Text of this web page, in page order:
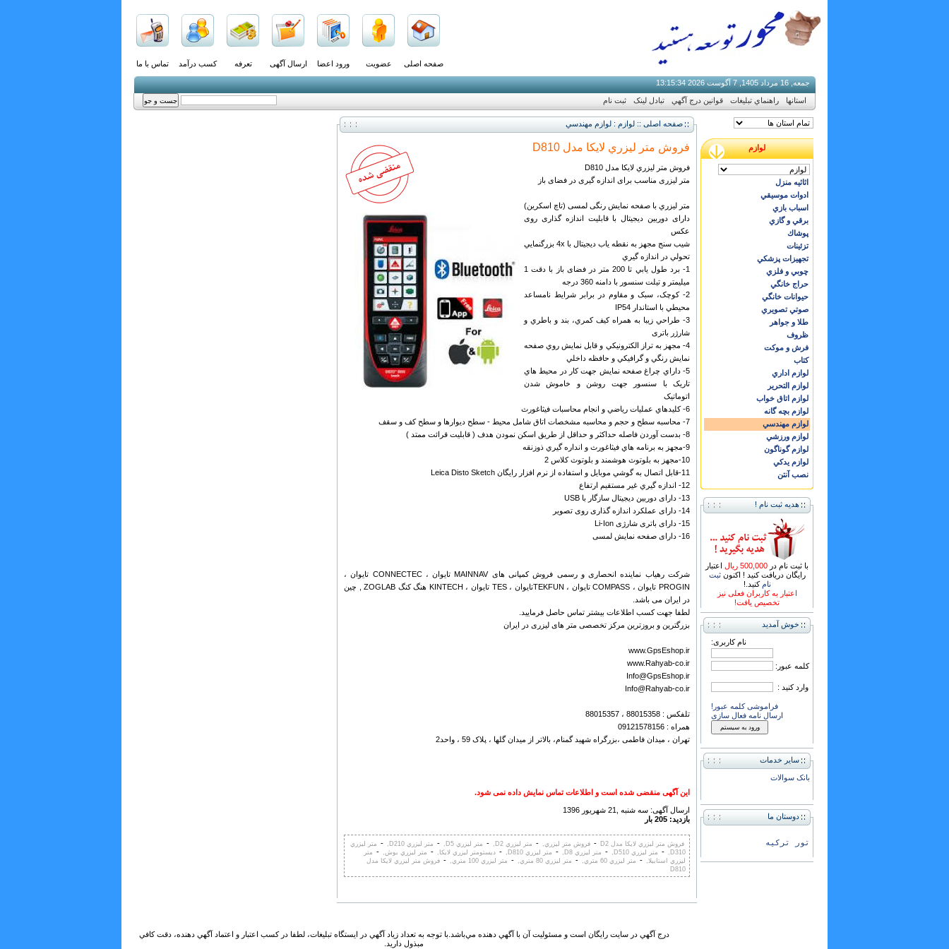
صفحه اصلی عضویت ورود اعضا ارسال آگهی تعرفه کسب درآمد تماس با ما
جمعه, 16 مرداد 1405, 7 آگوست 2026 13:15:35
استانها راهنماي تبليغات قوانين درج آگهي تبادل لینک ثبت نام
لوازم
اثاثيه منزل
ادوات موسيقي
اسباب بازي
برقي و گازي
پوشاك
تزئينات
تجهيزات پزشكي
چوبي و فلزي
حراج خانگي
حيوانات خانگي
صوتي تصويري
طلا و جواهر
ظروف
فرش و موكت
كتاب
لوازم اداري
لوازم التحرير
لوازم اتاق خواب
لوازم بچه گانه
لوازم مهندسي
لوازم ورزشي
لوازم گوناگون
لوازم يدكي
نصب آنتن
هدیه ثبت نام !
با ثبت نام در 500,000 ریال
اعتبار
رایگان دریافت کنید ! اکنونثبت
نام کنید.!
اعتبار به کاربران فعلی نیز
تخصیص یافت!
خوش آمدید
نام کاربری:
کلمه عبور:
وارد کنید :
فراموشی کلمه عبور!
ارسال نامه فعال سازی
سایر خدمات
بانک سوالات
دوستان ما
تور ترکیه
صفحه اصلی :: لوازم : لوازم مهندسي
فروش متر ليزري لايکا مدل D810
فروش متر ليزري لايکا مدل D810
متر لیزری مناسب برای اندازه گیری در فضای باز
متر ليزري با صفحه نمایش رنگی لمسی (تاچ اسکرین)
دارای دوربین دیجیتال با قابلیت اندازه گذاری روی
عکس
شيب سنج مجهز به نقطه ياب ديجيتال با 4x بزرگنمايي
تحولي در اندازه گيري
1- برد طول يابي تا 200 متر در فضای باز با دقت 1
ميليمتر و تيلت سنسور با دامنه 360 درجه
2- کوچک، سبک و مقاوم در برابر شرايط نامساعد
محيطي با استاندار IP54
3- طراحي زيبا به همراه کيف کمري، بند و باطري و
شارژر باتری
4- مجهز به تراز الکترونيکي و قابل نمايش روي صفحه
نمايش رنگي و گرافيکي و حافظه داخلي
5- داراي چراغ صفحه نمايش جهت کار در محيط هاي
تاريک با سنسور جهت روشن و خاموش شدن
اتوماتيک
6- کليدهاي عمليات رياضي و انجام محاسبات فيثاغورث
7- محاسبه سطح و حجم و محاسبه مشخصات اتاق شامل محيط - سطح ديوارها و سطح کف و سقف
8- بدست آوردن فاصله حداکثر و حداقل از طريق اسکن نمودن هدف ( قابليت قرائت ممتد )
9-مجهز به برنامه هاي فيثاغورث و انداره گيري ذوزنقه
10-مجهز به بلوتوث هوشمند و بلوتوث کلاس 2
11-قابل اتصال به گوشي موبايل و استفاده از نرم افزار رايگان Leica Disto Sketch
12- اندازه گيري غير مستقيم ارتفاع
13- دارای دوربین دیجیتال سازگار با USB
14- دارای عملکرد اندازه گذاری روی تصویر
15- دارای باتری شارژی Li-Ion
16- دارای صفحه نمایش لمسی
شرکت رهیاب نماینده انحصاری و رسمی فروش کمپانی های MAINNAV تایوان ، CONNECTEC تایوان ،
PROGIN تایوان ، COMPASS تایوان ، TEKFUNتایوان ، TES تایوان ، KINTECH هنگ کنگ ZOGLAB , چین
در ایران می باشد.
لطفا جهت کسب اطلاعات بیشتر تماس حاصل فرمایید.
بزرگترین و بروزترین مرکز تخصصی متر های لیزری در ایران
www.GpsEshop.ir
www.Rahyab-co.ir
Info@GpsEshop.ir
Info@Rahyab-co.ir
تلفکس : 88015358 ، 88015357
همراه : 09121578156
تهران ، میدان فاطمی ،بزرگراه شهید گمنام، بالاتر از میدان گلها ، پلاک 59 ، واحد2
این آگهی منقضی شده است و اطلاعات تماس نمایش داده نمی شود.
ارسال آگهی: سه شنبه ,21 شهريور 1396
بازدید: 205 بار
فروش متر ليزري لايکا مدل D2 - فروش متر ليزري, - متر ليزري D2, - متر ليزري D5, - متر ليزري D210, - متر ليزري
D310,
- متر ليزري D510, - متر ليزري D8, - متر ليزري D810, - ديستومتر ليزري لايکا, - متر ليزري بوش, - متر
ليزري استابيلا, - متر ليزري 60 متري, - متر ليزري 80 متري, - متر ليزري 100 متري, - فروش متر ليزري لايکا مدل
D810
درج آگهي در سايت رايگان است و مسئوليت آن با آگهي دهنده مي‌باشد.با توجه به تعداد زياد آگهي در ايستگاه تبلیغات، لطفا در كسب اعتبار و اعتماد آگهي دهنده، دقت كافي
مبذول داريد.